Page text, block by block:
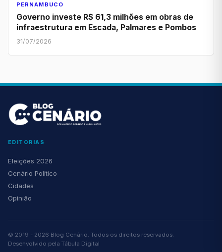
PERNAMBUCO
Governo investe R$ 61,3 milhões em obras de
infraestrutura em Escada, Palmares e Pombos
31/07/2026
EDITORIAS
Eleições 2026
Cenário Político
Cidades
Opinião
© 2019 - 2026 Blog Cenário. Todos os direitos reservados.
Desenvolvido pela Tábula Digital